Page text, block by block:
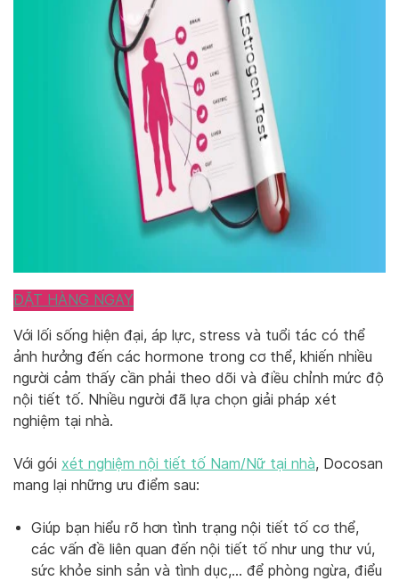
ĐẶT HÀNG NGAY
Với lối sống hiện đại, áp lực, stress và tuổi tác có thể
ảnh hưởng đến các hormone trong cơ thể, khiến nhiều
người cảm thấy cần phải theo dõi và điều chỉnh mức độ
nội tiết tố. Nhiều người đã lựa chọn giải pháp xét
nghiệm tại nhà.
Với gói xét nghiệm nội tiết tố Nam/Nữ tại nhà, Docosan
mang lại những ưu điểm sau:
Giúp bạn hiểu rõ hơn tình trạng nội tiết tố cơ thể,
các vấn đề liên quan đến nội tiết tố như ung thư vú,
sức khỏe sinh sản và tình dục,… để phòng ngừa, điểu